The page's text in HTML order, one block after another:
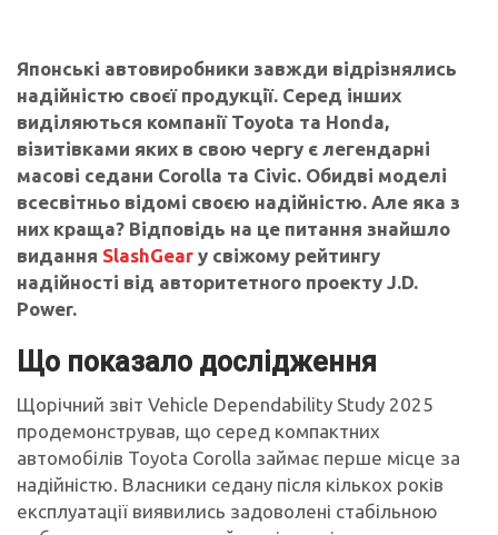
Японські автовиробники завжди відрізнялись
надійністю своєї продукції. Серед інших
виділяються компанії Toyota та Honda,
візитівками яких в свою чергу є легендарні
масові седани Corolla та Civic. Обидві моделі
всесвітньо відомі своєю надійністю. Але яка з
них краща? Відповідь на це питання знайшло
видання SlashGear у свіжому рейтингу
надійності від авторитетного проекту J.D.
Power.
Що показало дослідження
Щорічний звіт Vehicle Dependability Study 2025
продемонстрував, що серед компактних
автомобілів Toyota Corolla займає перше місце за
надійністю. Власники седану після кількох років
експлуатації виявились задоволені стабільною